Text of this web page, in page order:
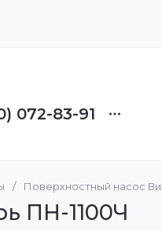
072-83-91
Запорная арматура
Коллекторы
Расширительные
гидроаккумуляторы
/ Поверхностный насос
ПН-1100Ч